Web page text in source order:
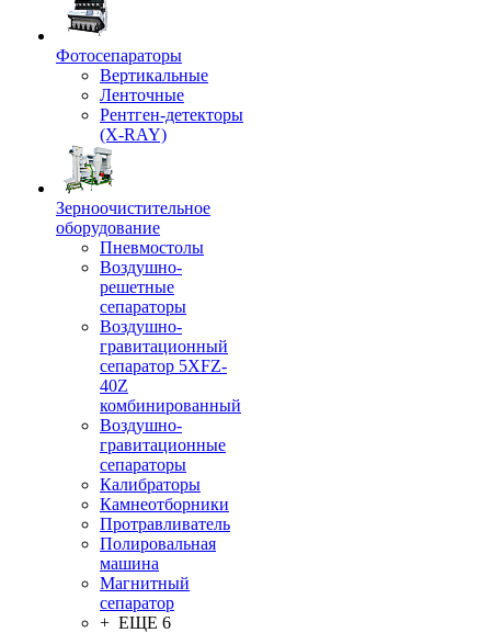
Фотосепараторы
Вертикальные
Ленточные
Рентген-детекторы
(X-RAY)
Зерноочистительное
оборудование
Пневмостолы
Воздушно-
решетные
сепараторы
Воздушно-
гравитационный
сепаратор 5XFZ-
40Z
комбинированный
Воздушно-
гравитационные
сепараторы
Калибраторы
Камнеотборники
Протравливатель
Полировальная
машина
Магнитный
сепаратор
+ ЕЩЕ 6